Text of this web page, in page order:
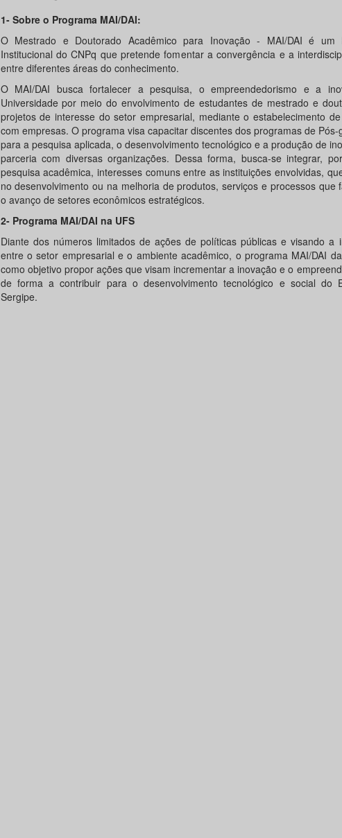
1- Sobre o Programa MAI/DAI:
O Mestrado e Doutorado Acadêmico para Inovação - MAI/DAI é um
Institucional do CNPq que pretende fomentar a convergência e a
entre diferentes áreas do conhecimento.
O MAI/DAI busca fortalecer a pesquisa, o empreendedorismo e a
Universidade por meio do envolvimento de estudantes de mestrado e
projetos de interesse do setor empresarial, mediante o estabelecimento
com empresas. O programa visa capacitar discentes dos programas de Pós-
para a pesquisa aplicada, o desenvolvimento tecnológico e a produção de
parceria com diversas organizações. Dessa forma, busca-se integrar,
pesquisa acadêmica, interesses comuns entre as instituições envolvidas,
no desenvolvimento ou na melhoria de produtos, serviços e processos que
o avanço de setores econômicos estratégicos.
2- Programa MAI/DAI na UFS
Diante dos números limitados de ações de políticas públicas e visando a
entre o setor empresarial e o ambiente acadêmico, o programa MAI/DAI
como objetivo propor ações que visam incrementar a inovação e o
de forma a contribuir para o desenvolvimento tecnológico e social do
Sergipe.